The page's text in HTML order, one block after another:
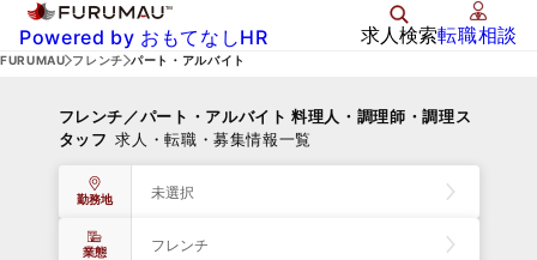
Powered by おもてなしHR 求人検索転職相談
FURUMAU フレンチ パート・アルバイト
フレンチ／パート・アルバイト 料理人・調理師・調理ス
タッフ 求人・転職・募集情報一覧
勤務地 未選択
業態 フレンチ